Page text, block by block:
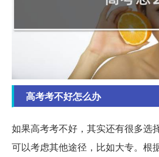
高考考不好怎么办
如果高考考不好，其实还有很多选
可以考虑其他途径，比如大专。根